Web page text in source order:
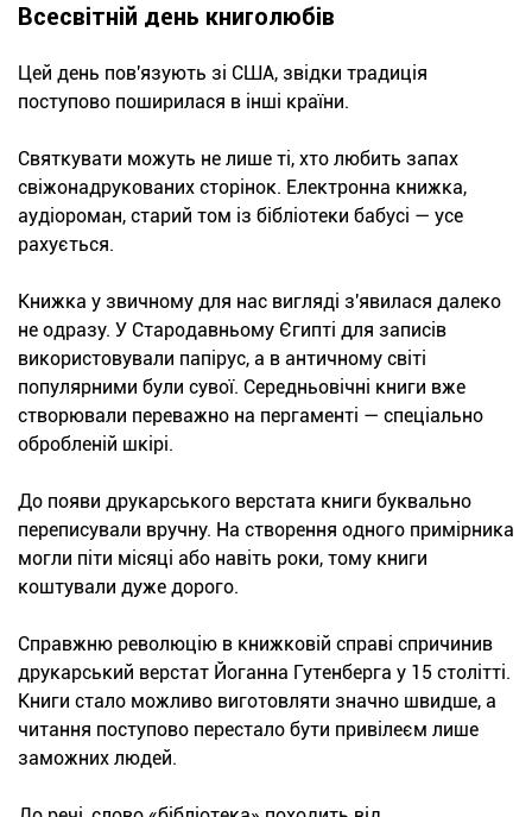
Всесвітній день книголюбів
Цей день пов'язують зі США, звідки традиція
поступово поширилася в інші країни.
Святкувати можуть не лише ті, хто любить запах
свіжонадрукованих сторінок. Електронна книжка,
аудіороман, старий том із бібліотеки бабусі — усе
рахується.
Книжка у звичному для нас вигляді з'явилася далеко
не одразу. У Стародавньому Єгипті для записів
використовували папірус, а в античному світі
популярними були сувої. Середньовічні книги вже
створювали переважно на пергаменті — спеціально
обробленій шкірі.
До появи друкарського верстата книги буквально
переписували вручну. На створення одного примірника
могли піти місяці або навіть роки, тому книги
коштували дуже дорого.
Справжню революцію в книжковій справі спричинив
друкарський верстат Йоганна Гутенберга у 15 столітті.
Книги стало можливо виготовляти значно швидше, а
читання поступово перестало бути привілеєм лише
заможних людей.